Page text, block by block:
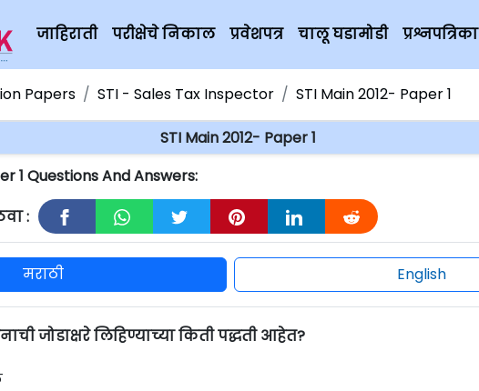
जाहिराती परीक्षेचे निकाल प्रवेशपत्र चालू घडामोडी प्रश्नपत्रिका
Papers STI - Sales Tax Inspector STI Main 2012- Paper 1
STI Main 2012- Paper 1
1 Questions And Answers:
:
मराठी English
जोडाक्षरे लिहिण्याच्या किती पद्धती आहेत?